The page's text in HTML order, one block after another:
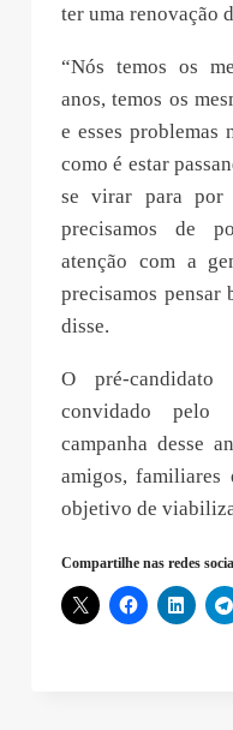
ter uma renovação
“Nós temos os
anos, temos os
e esses problemas
como é estar
se virar para por
precisamos de
atenção com a
precisamos pensar
disse.
O pré-
convidado
campanha desse
amigos, familiares
objetivo de
Compartilhe nas redes